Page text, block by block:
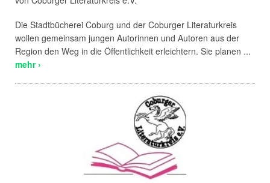
Die Stadtbücherei Coburg und der Coburger Literaturkreis
wollen gemeinsam jungen Autorinnen und Autoren aus der
Region den Weg in die Öffentlichkeit erleichtern. Sie planen ...
mehr ›